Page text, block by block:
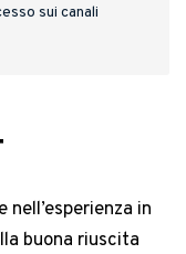
sui canali
in
buona riuscita